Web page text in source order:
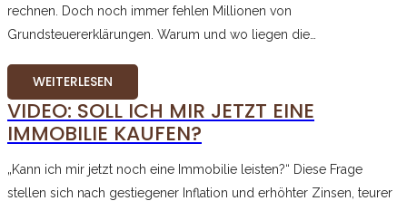
rechnen. Doch noch immer fehlen Millionen von
Grundsteuererklärungen. Warum und wo liegen die…
WEITERLESEN
VIDEO: SOLL ICH MIR JETZT EINE
IMMOBILIE KAUFEN?
„Kann ich mir jetzt noch eine Immobilie leisten?“ Diese Frage
stellen sich nach gestiegener Inflation und erhöhter Zinsen, teurer